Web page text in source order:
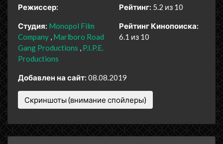
Режиссер:
Студия: Monopol Film
Company Marlboro Road
Gang Productions
P.I.P.E.
Productions
Рейтинг: 5.2 из 10
Рейтинг Кинопоиска:
6.1 из 10
Добавлен на сайт: 08.08.2019
Скриншоты (внимание спойлеры)